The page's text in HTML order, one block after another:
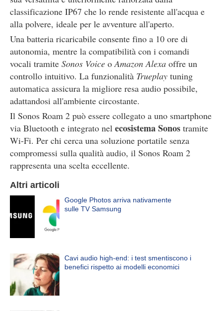
classificazione IP67 che lo rende resistente all'acqua e
alla polvere, ideale per le avventure all'aperto.
Una batteria ricaricabile consente fino a 10 ore di
autonomia, mentre la compatibilità con i comandi
vocali tramite Sonos Voice oAmazon Alexa offre un
controllo intuitivo. La funzionalità Trueplay tuning
automatica assicura la migliore resa audio possibile,
adattandosi all'ambiente circostante.
Il Sonos Roam 2 può essere collegato a uno smartphone
via Bluetooth e integrato nel ecosistema Sonos tramite
Wi-Fi. Per chi cerca una soluzione portatile senza
compromessi sulla qualità audio, il Sonos Roam 2
rappresenta una scelta eccellente.
Altri articoli
Google Photos arriva nativamente
sulle TV Samsung
Cavi audio high-end: i test smentiscono i
benefici rispetto ai modelli economici